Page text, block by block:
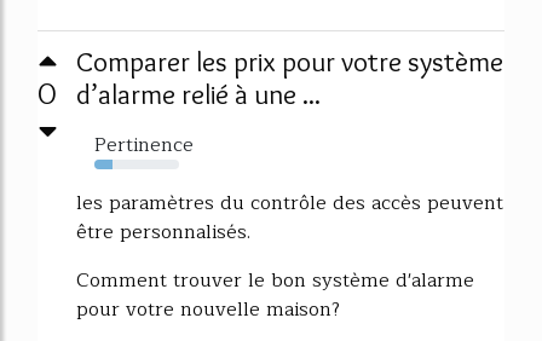
0
Comparer les prix pour votre système
d’alarme relié à une ...
Pertinence
21%
les paramètres du contrôle des accès peuvent
être personnalisés.
Comment trouver le bon système d'alarme
pour votre nouvelle maison?